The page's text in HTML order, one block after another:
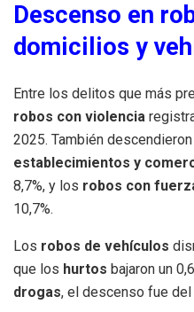
Descenso en
domicilios y
Entre los delitos que más
robos con violencia
2025. También
establecimientos y
8,7%, y los robos con
10,7%.
Los robos de vehículos
que los hurtos bajaron un
drogas, el descenso fue del